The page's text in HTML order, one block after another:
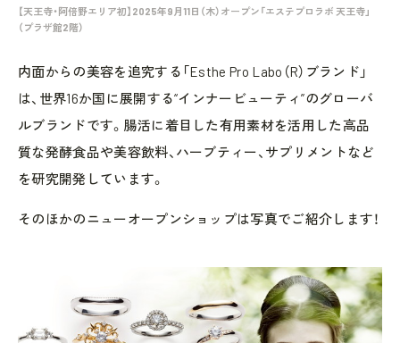
【天王寺・阿倍野エリア初】2025年9月11日（木）オープン「エステプロラボ 天王寺」
（プラザ館2階）
内面からの美容を追究する「Esthe Pro Labo（R）ブランド」
は、世界16か国に展開する“インナービューティ”のグローバ
ルブランドです。腸活に着目した有用素材を活用した高品
質な発酵食品や美容飲料、ハーブティー、サプリメントなど
を研究開発しています。
そのほかのニューオープンショップは写真でご紹介します！